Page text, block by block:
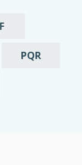
PQR